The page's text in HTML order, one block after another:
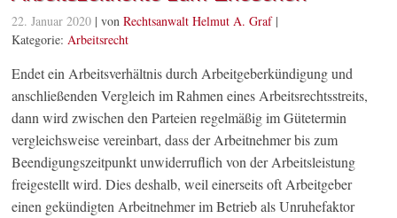
22. Januar 2020 | vonRechtsanwalt Helmut A. Graf|
Kategorie:Arbeitsrecht
Endet ein Arbeitsverhältnis durch Arbeitgeberkündigung und
anschließenden Vergleich im Rahmen eines Arbeitsrechtsstreits,
dann wird zwischen den Parteien regelmäßig im Gütetermin
vergleichsweise vereinbart, dass der Arbeitnehmer bis zum
Beendigungszeitpunkt unwiderruflich von der Arbeitsleistung
freigestellt wird. Dies deshalb, weil einerseits oft Arbeitgeber
einen gekündigten Arbeitnehmer im Betrieb als Unruhefaktor